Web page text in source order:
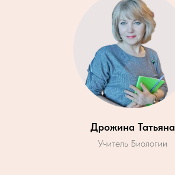
Дрожина Татьяна
Учитель Биологии